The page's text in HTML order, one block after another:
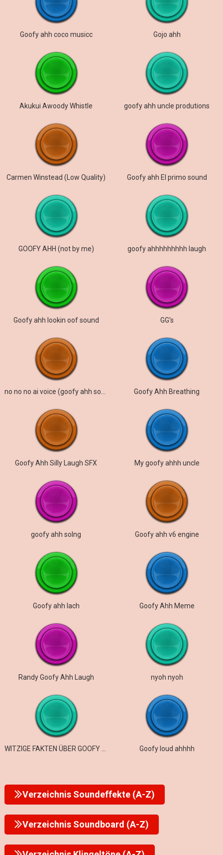
Goofy ahh coco musicc Gojo ahh
Akukui Awoody Whistle goofy ahh uncle produtions
Carmen Winstead (Low Quality) Goofy ahh El primo sound
GOOFY AHH (not by me) goofy ahhhhhhhhh laugh
Goofy ahh lookin oof sound GG’s
Goofy Ahh Breathing
Goofy Ahh Silly Laugh SFX My goofy ahhh uncle
goofy ahh solng Goofy ahh v6 engine
Goofy ahh lach Goofy Ahh Meme
Randy Goofy Ahh Laugh nyoh nyoh
Goofy loud ahhhh
Verzeichnis Soundeffekte (A-Z)
Verzeichnis Soundboard (A-Z)